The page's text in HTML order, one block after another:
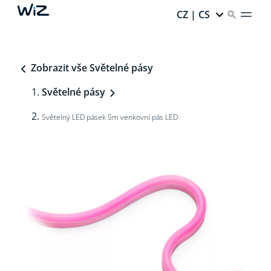
CZ | CS
Zobrazit vše Světelné pásy
Světelné pásy
Světelný LED pásek 5m venkovní pás LED